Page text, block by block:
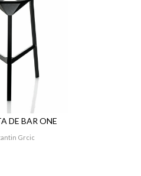
DE BAR ONE
Grcic